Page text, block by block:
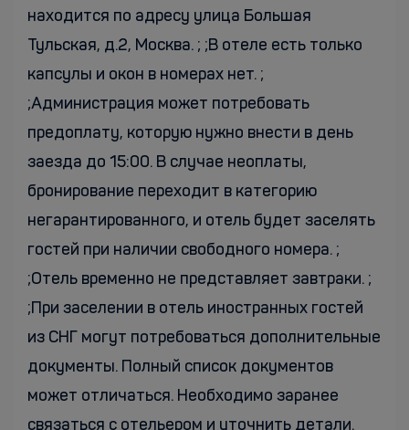
находится по адресу улица Большая
Тульская, д.2, Москва. ; ;В отеле есть только
капсулы и окон в номерах нет. ;
;Администрация может потребовать
предоплату, которую нужно внести в день
заезда до 15:00. В случае неоплаты,
бронирование переходит в категорию
негарантированного, и отель будет заселять
гостей при наличии свободного номера. ;
;Отель временно не представляет завтраки. ;
;При заселении в отель иностранных гостей
из СНГ могут потребоваться дополнительные
документы. Полный список документов
может отличаться. Необходимо заранее
связаться с отельером и уточнить детали.